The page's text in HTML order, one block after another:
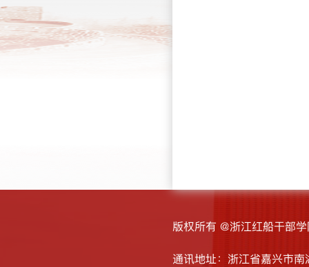
版权所有 @浙江红船干部
通讯地址：浙江省嘉兴市